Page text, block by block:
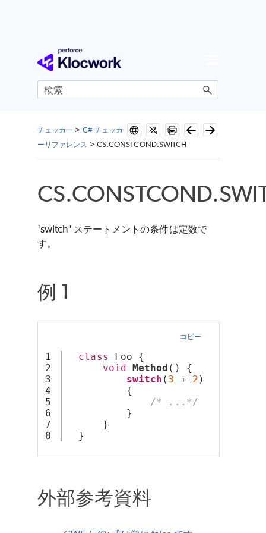
メイン コンテンツにスキップ
チェッカー > C# チェッカ
ーリファレンス > CS.CONSTCOND.SWITCH
'switch' ステートメントの条件は定数で
す。
例 1
コピー
1
2
3
4
5
6
7
class Foo {
void Method () {
switch ( 3 + 2 )
{
/* ...*/
}
}
}
外部参考資料